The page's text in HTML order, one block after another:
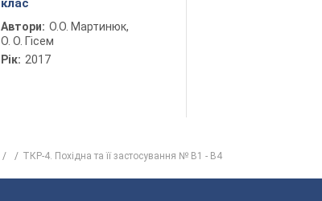
клас
Автори: О.О. Мартинюк,
О. О. Гісем
Рік: 2017
ТКР-4. Похідна та її застосування № В1 - В4